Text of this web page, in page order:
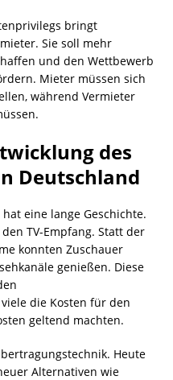
bringt
Sie soll mehr
und den Wettbewerb
Mieter müssen sich
während Vermieter
des
Deutschland
eine lange Geschichte.
TV-Empfang. Statt der
konnten Zuschauer
genießen. Diese
die Kosten für den
geltend machten.
Heute
Alternativen wie